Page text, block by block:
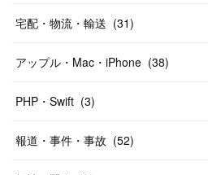
宅配・物流・輸送 (31)
アップル・Mac・iPhone (38)
PHP・Swift (3)
報道・事件・事故 (52)